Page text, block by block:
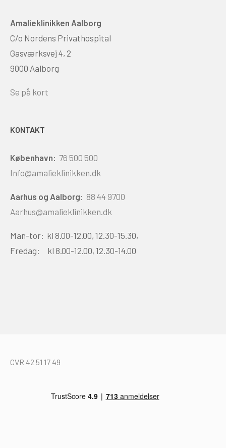
Amalieklinikken Aalborg
C/o Nordens Privathospital
Gasværksvej 4, 2
9000 Aalborg
Se på kort
KONTAKT
København: 76 500 500
Info@amalieklinikken.dk
Aarhus og Aalborg: 88 44 9700
Aarhus@amalieklinikken.dk
Man-tor: kl 8.00-12.00, 12.30-15.30,
Fredag: kl 8.00-12.00, 12.30-14.00
CVR 42 51 17 49